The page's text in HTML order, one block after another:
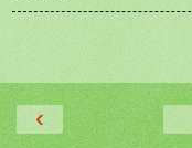
‹